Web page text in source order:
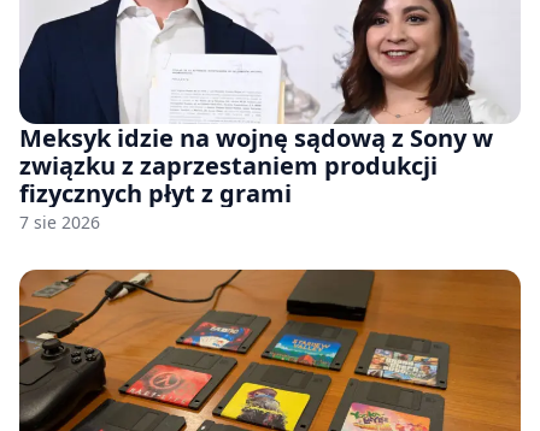
Meksyk idzie na wojnę sądową z Sony w
związku z zaprzestaniem produkcji
fizycznych płyt z grami
7 sie 2026